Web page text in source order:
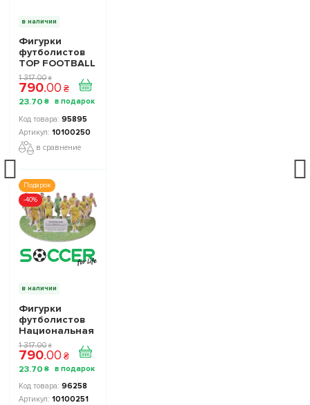
в наличии
Фигурки
футболистов
TOP FOOTBALL
STARS - Набор
The Football
Stars
Collection 1
10100250
1 317.00 ₴
790.00 ₴
23.70 ₴
95895
10100250
в сравнение
Подарок
-40%
в наличии
Фигурки
футболистов
Национальная
Сборная
Украины TOP
FOOTBALL
STARS
Collection 2
10100251
1 317.00 ₴
790.00 ₴
23.70 ₴
96258
10100251